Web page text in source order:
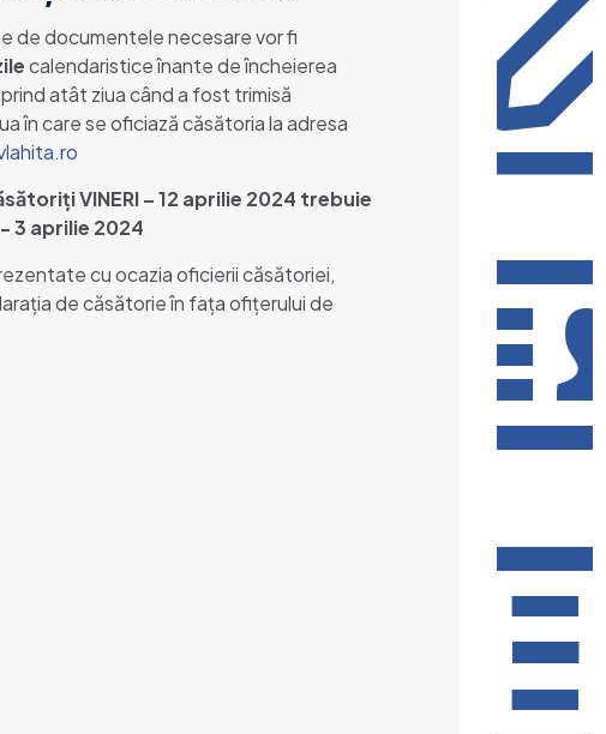
de documentele necesare vor fi
calendaristice înante de încheierea
atât ziua când a fost trimisă
în care se oficiază căsătoria la adresa
VINERI – 12 aprilie 2024 trebuie
3 aprilie 2024
cu ocazia oficierii căsătoriei,
de căsătorie în fața ofițerului de